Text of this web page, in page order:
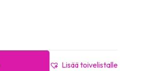
Lisää toivelistalle